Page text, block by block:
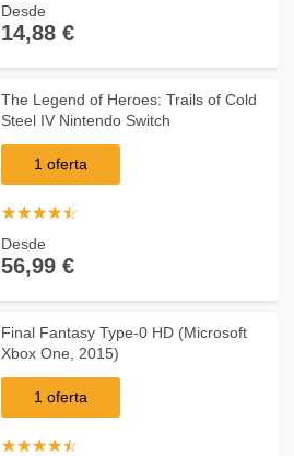
Desde
14,88 €
The Legend of Heroes: Trails of Cold
Steel IV Nintendo Switch
1 oferta
☆☆☆☆☆
★★★★★
Desde
56,99 €
Final Fantasy Type-0 HD (Microsoft
Xbox One, 2015)
1 oferta
☆☆☆☆☆
★★★★★